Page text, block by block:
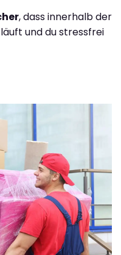
, dass innerhalb der
und du stressfrei